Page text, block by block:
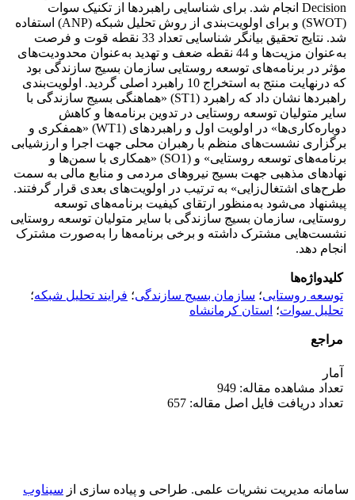
Decision انجام شد. برای شناسایی راهبردها از تکنیک سوات
(SWOT) و برای اولویت‌بندی از روش تحلیل شبکه (ANP) استفاده
شد. نتایج تحقیق بیانگر شناسایی تعداد 33 نقطه قوت و فرصت
به‌عنوان مزیت‌ها و 44 نقطه ضعف و تهدید به‌عنوان محدودیت‌های
مؤثر در برنامه‌های توسعه روستایی سازمان بسیج سازندگی بود
که درنهایت منتج به استخراج 10 راهبرد اصلی گردید. اولویت‌بندی
راهبردها نشان داد که راهبرد (ST1) «هماهنگی بسیج سازندگی با
سایر متولیان توسعه روستایی در تدوین برنامه‌ها و کاهش
دوباره‌کاری‌ها» در اولویت اول و راهبردهای (WT1) «همفکری و
برگزاری نشست‌های منظم با رهبران محلی جهت اجرا و ارزشیابی
برنامه‌های توسعه روستایی» و (SO1) «همکاری با سمن‌ها و
نهادهای مذهبی جهت بسیج نیروهای مردمی و منابع مالی به سمت
طرح‌های اشتغال‌زایی» به ترتیب در اولویت‌های بعدی قرار گرفتند.
پیشنهاد می‌شود به‌منظور ارتقای کیفیت برنامه‌های توسعه
روستایی، سازمان بسیج سازندگی با سایر متولیان توسعه روستایی
نشست‌هایی مشترک داشته و برخی برنامه‌ها را به‌صورت مشترک
انجام دهد.
کلیدواژه‌ها
توسعه روستایی؛ سازمان بسیج سازندگی؛ فرایند تحلیل شبکه؛
تحلیل سوات؛ استان کرمانشاه
مراجع
آمار
تعداد مشاهده مقاله: 949
تعداد دریافت فایل اصل مقاله: 657
سامانه مدیریت نشریات علمی. طراحی و پیاده سازی از سیناوب